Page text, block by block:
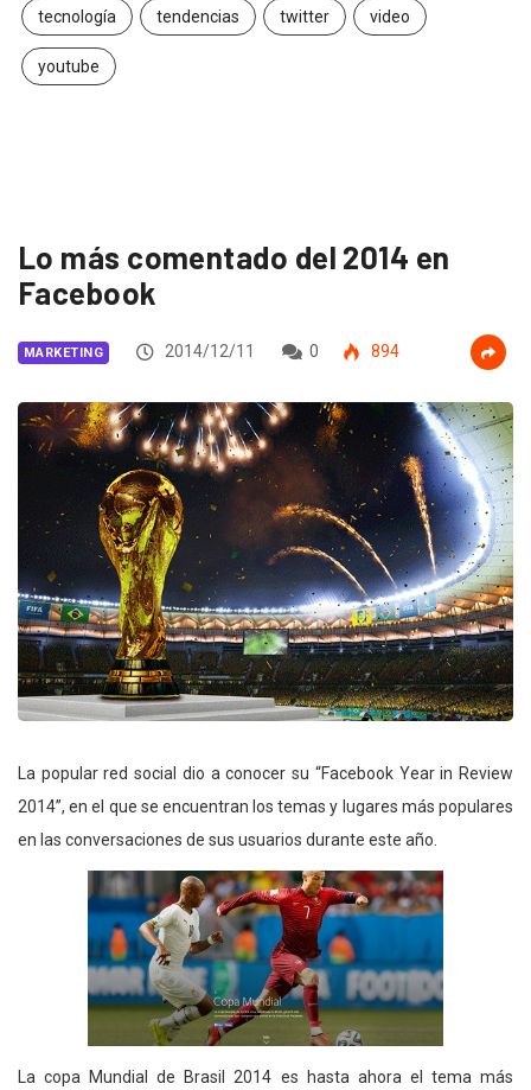
tecnología tendencias twitter video
youtube
Lo más comentado del 2014 en
Facebook
MARKETING 2014/12/11 0 894
La popular red social dio a conocer su “Facebook Year in Review
2014”, en el que se encuentran los temas y lugares más populares
en las conversaciones de sus usuarios durante este año.
La copa Mundial de Brasil 2014 es hasta ahora el tema más